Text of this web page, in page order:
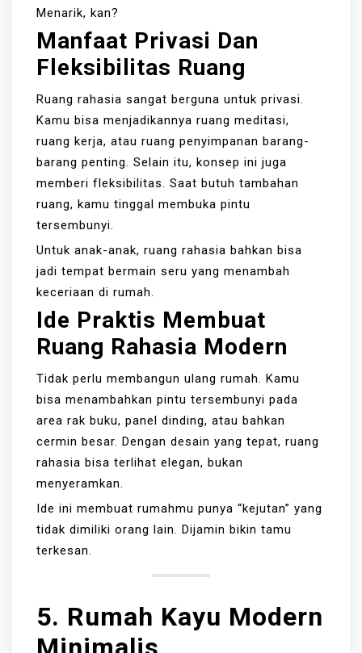
Menarik, kan?
Manfaat Privasi Dan
Fleksibilitas Ruang
Ruang rahasia sangat berguna untuk privasi.
Kamu bisa menjadikannya ruang meditasi,
ruang kerja, atau ruang penyimpanan barang-
barang penting. Selain itu, konsep ini juga
memberi fleksibilitas. Saat butuh tambahan
ruang, kamu tinggal membuka pintu
tersembunyi.
Untuk anak-anak, ruang rahasia bahkan bisa
jadi tempat bermain seru yang menambah
keceriaan di rumah.
Ide Praktis Membuat
Ruang Rahasia Modern
Tidak perlu membangun ulang rumah. Kamu
bisa menambahkan pintu tersembunyi pada
area rak buku, panel dinding, atau bahkan
cermin besar. Dengan desain yang tepat, ruang
rahasia bisa terlihat elegan, bukan
menyeramkan.
Ide ini membuat rumahmu punya “kejutan” yang
tidak dimiliki orang lain. Dijamin bikin tamu
terkesan.
5. Rumah Kayu Modern